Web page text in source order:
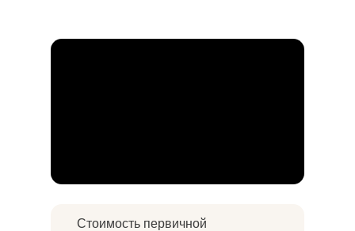
Стоимость первичной